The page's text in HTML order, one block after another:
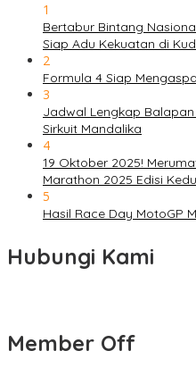
1
Bertabur Bintang
Siap Adu Kekuatan di
2
Formula 4 Siap
3
Jadwal Lengkap
Sirkuit Mandalika
4
19 Oktober 2025!
Marathon 2025 Edisi
5
Hasil Race Day MotoGP
Hubungi Kami
Member Off